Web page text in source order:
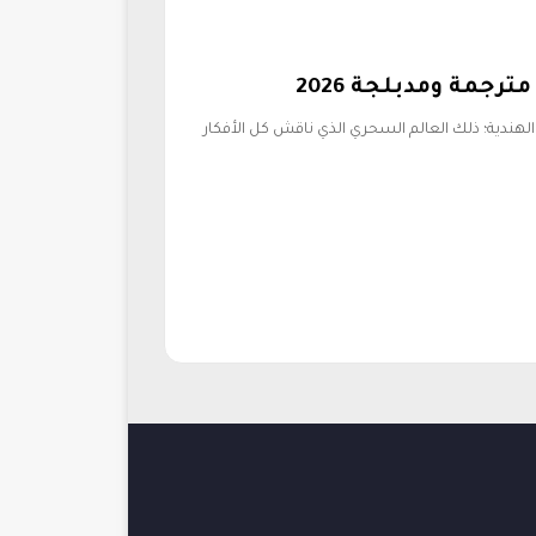
ومدبلجة 2026
ذلك العالم السحري الذي ناقش كل الأفكار